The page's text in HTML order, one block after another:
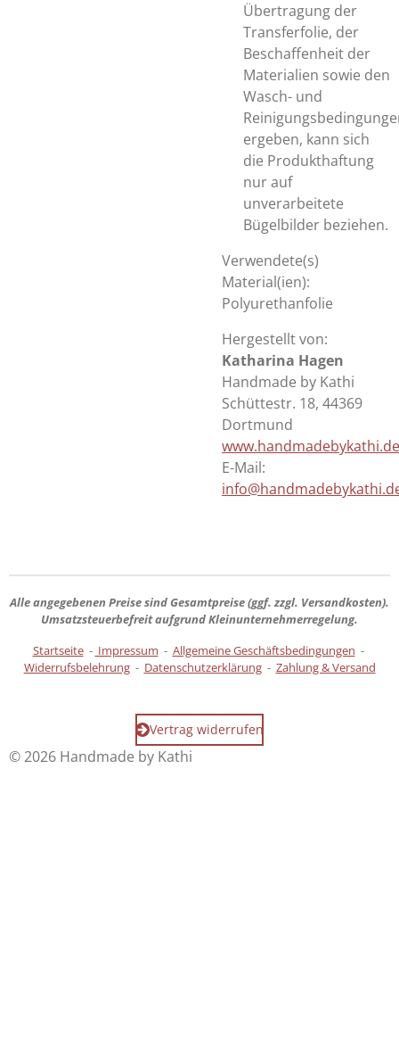
Übertragung der
Transferfolie, der
Beschaffenheit der
Materialien sowie den
Wasch- und
ergeben, kann sich
die Produkthaftung
nur auf
unverarbeitete
Bügelbilder beziehen.
Verwendete(s)
Material(ien):
Polyurethanfolie
Hergestellt von:
Katharina Hagen
Handmade by Kathi
Schüttestr. 18, 44369
Dortmund
www.handmadebykathi.de
E-Mail:
Alle angegebenen Preise sindGesamtpreise(ggf. zzgl. Versandkosten).
Umsatzsteuerbefreit aufgrund Kleinunternehmerregelung.
Startseite- Impressum - Allgemeine Geschäftsbedingungen -
Widerrufsbelehrung- Datenschutzerklärung- Zahlung & Versand
Vertrag widerrufen
© 2026 Handmade by Kathi